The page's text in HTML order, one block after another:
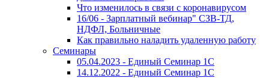
Что изменилось в связи с коронавирусом
16/06 - Зарплатный вебинар" СЗВ-ТД,
НДФЛ, Больничные
Как правильно наладить удаленную работу
Семинары
05.04.2023 - Единый Семинар 1С
14.12.2022 - Единый Семинар 1С